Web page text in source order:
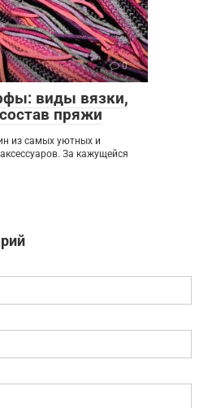
0
виды вязки,
пряжи
из самых уютных и
За кажущейся